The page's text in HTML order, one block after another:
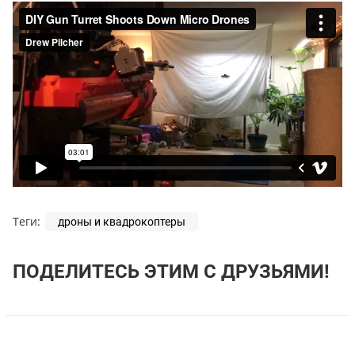
Теги: дроны и квадрокоптеры
ПОДЕЛИТЕСЬ ЭТИМ С ДРУЗЬЯМИ!